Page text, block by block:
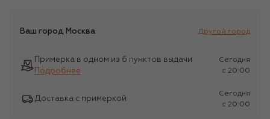
Ваш город Москва Другой город
Примерка в одном из 6 пунктов выдачи
Подробнее
Сегодня
c 20:00
Доставка с примеркой
Сегодня
c 20:00